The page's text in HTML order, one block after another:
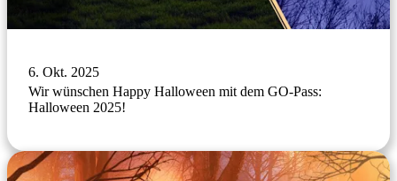
6. Okt. 2025
Wir wünschen Happy Halloween mit dem GO-Pass:
Halloween 2025!